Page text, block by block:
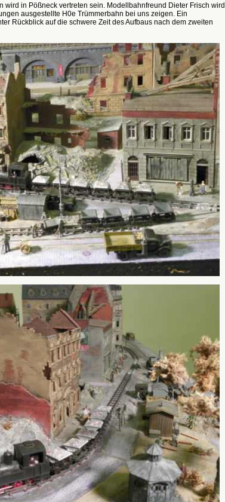
wird in Pößneck vertreten sein. Modellbahnfreund Dieter Frisch wird
ausgestellte H0e Trümmerbahn bei uns zeigen. Ein
Rückblick auf die schwere Zeit des Aufbaus nach dem zweiten